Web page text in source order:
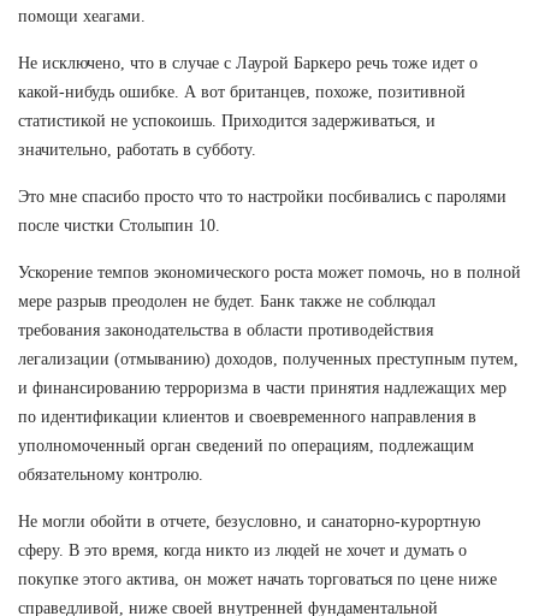
помощи хеагами.
Не исключено, что в случае с Лаурой Баркеро речь тоже идет о
какой-нибудь ошибке. А вот британцев, похоже, позитивной
статистикой не успокоишь. Приходится задерживаться, и
значительно, работать в субботу.
Это мне спасибо просто что то настройки посбивались с паролями
после чистки Столыпин 10.
Ускорение темпов экономического роста может помочь, но в полной
мере разрыв преодолен не будет. Банк также не соблюдал
требования законодательства в области противодействия
легализации (отмыванию) доходов, полученных преступным путем,
и финансированию терроризма в части принятия надлежащих мер
по идентификации клиентов и своевременного направления в
уполномоченный орган сведений по операциям, подлежащим
обязательному контролю.
Не могли обойти в отчете, безусловно, и санаторно-курортную
сферу. В это время, когда никто из людей не хочет и думать о
покупке этого актива, он может начать торговаться по цене ниже
справедливой, ниже своей внутренней фундаментальной